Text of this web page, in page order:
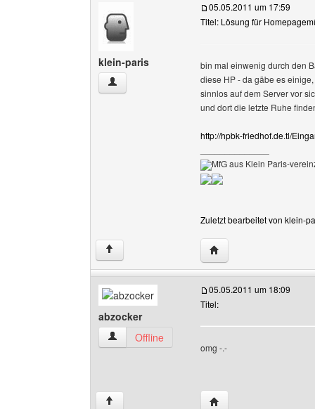
klein-paris
klein-paris Benutzer-Profile anzeigen
05.05.2011 um 17:59
Titel: Lösung für
bin mal einwenig durch den
diese HP - da gäbe es
sinnlos auf dem Server vor
und dort die letzte Ruhe
http://hpbk-friedhof.de.tl/
MfG aus Klein Paris-
Zuletzt bearbeitet von klein-
↑ Website dieses
abzocker
abzocker Benutzer-Profile anzeigen
Offline
05.05.2011 um 18:09
Titel:
omg -.-
↑ Website dieses